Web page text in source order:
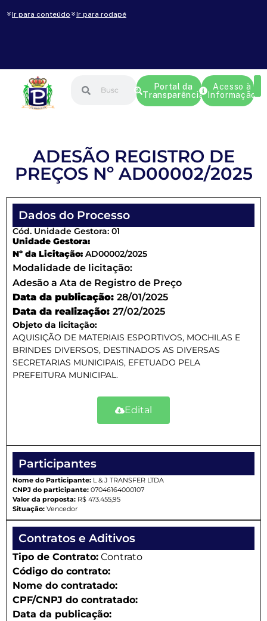
Ir para conteúdo Ir para rodapé
Portal da
Transparência
Acesso à
Informação
ADESÃO REGISTRO DE
PREÇOS Nº AD00002/2025
Dados do Processo
Cód. Unidade Gestora: 01
Unidade Gestora:
Nº da Licitação: AD00002/2025
Modalidade de licitação:
Adesão a Ata de Registro de Preço
Data da publicação: 28/01/2025
Data da realização: 27/02/2025
Objeto da licitação:
AQUISIÇÃO DE MATERIAIS ESPORTIVOS, MOCHILAS E
BRINDES DIVERSOS, DESTINADOS AS DIVERSAS
SECRETARIAS MUNICIPAIS, EFETUADO PELA
PREFEITURA MUNICIPAL.
Edital
Participantes
Nome do Participante: L & J TRANSFER LTDA
CNPJ do participante: 07046164000107
Valor da proposta: R$ 473.455,95
Situação: Vencedor
Contratos e Aditivos
Tipo de Contrato: Contrato
Código do contrato:
Nome do contratado:
CPF/CNPJ do contratado:
Data da publicação: